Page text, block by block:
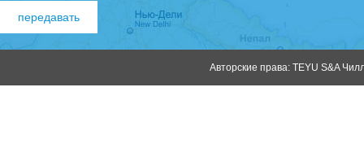
Авторские права: TEYU S&A